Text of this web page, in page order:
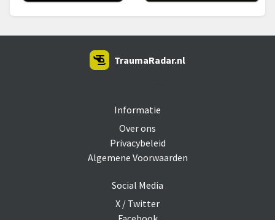
Informatie
Over ons
Privacybeleid
Algemene Voorwaarden
Social Media
X / Twitter
TraumaRadar.nl